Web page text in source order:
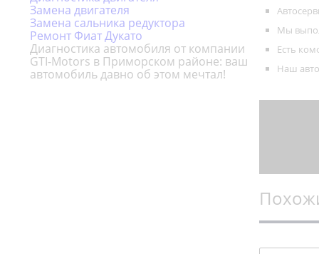
Ремонт Фольксваген Транспортер
Ремонт Ситроен Джампер
Ремонт Ивеко Дейли
Ремонт Пежо Боксер
Ремонт Хендай H1
Замена двигателя
Замена сальника редуктора
Ремонт Фиат Дукато
Диагностика автомобиля от компании
GTI-Motors в Приморском районе: ваш
автомобиль давно об этом мечтал!
Мы
Есть
Наш